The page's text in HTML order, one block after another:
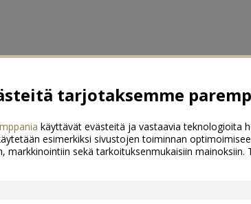
tarjotaksemme
käyttävät evästeitä ja vastaavia teknologioita
esimerkiksi sivustojen toiminnan
markkinointiin sekä tarkoituksenmukaisiin mainoksiin.